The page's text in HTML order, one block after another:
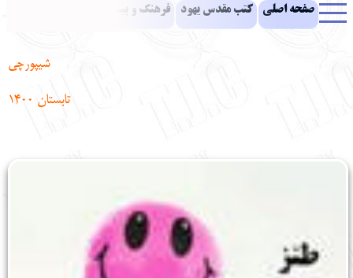
صفحه اصلی کتب مقدس یهود فرهنگ و بینش یهود
شیپورچی
تابستان 1400